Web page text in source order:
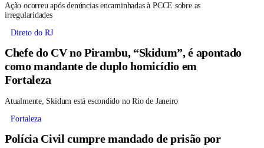
Ação ocorreu após denúncias encaminhadas à PCCE sobre as
irregularidades
Direto do RJ
Chefe do CV no Pirambu, “Skidum”, é apontado
como mandante de duplo homicídio em
Fortaleza
Atualmente, Skidum está escondido no Rio de Janeiro
Fortaleza
Polícia Civil cumpre mandado de prisão por